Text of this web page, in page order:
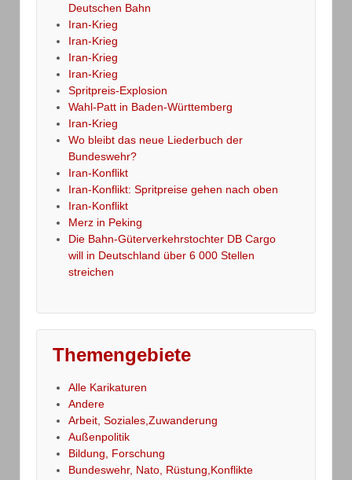
Deutschen Bahn
Iran-Krieg
Iran-Krieg
Iran-Krieg
Iran-Krieg
Spritpreis-Explosion
Wahl-Patt in Baden-Württemberg
Iran-Krieg
Wo bleibt das neue Liederbuch der
Bundeswehr?
Iran-Konflikt
Iran-Konflikt: Spritpreise gehen nach oben
Iran-Konflikt
Merz in Peking
Die Bahn-Güterverkehrstochter DB Cargo
will in Deutschland über 6 000 Stellen
streichen
Themengebiete
Alle Karikaturen
Andere
Arbeit, Soziales,Zuwanderung
Außenpolitik
Bildung, Forschung
Bundeswehr, Nato, Rüstung,Konflikte